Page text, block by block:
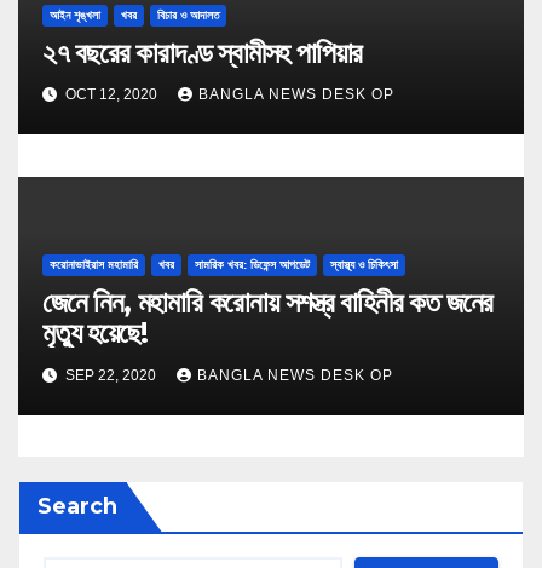
আইন শৃঙ্খলা খবর বিচার ও আদালত
২৭ বছরের কারাদণ্ড স্বামীসহ পাপিয়ার
OCT 12, 2020 BANGLA NEWS DESK OP
করোনাভাইরাস মহামারি খবর সামরিক খবর: ডিফেন্স আপডেট স্বাস্থ্য ও চিকিৎসা
জেনে নিন, মহামারি করোনায় সশস্ত্র বাহিনীর কত জনের
মৃত্যু হয়েছে!
SEP 22, 2020 BANGLA NEWS DESK OP
Search